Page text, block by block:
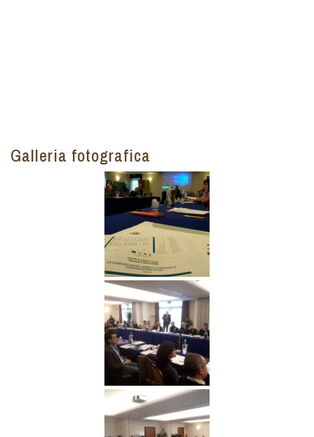
Galleria fotografica